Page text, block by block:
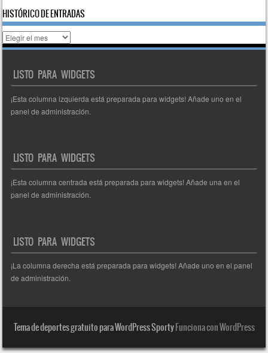
HISTÓRICO DE ENTRADAS
Histórico
de
LISTO PARA WIDGETS
¡Esta columna izquierda está preparada para widgets! Añade uno en el
panel de administración.
LISTO PARA WIDGETS
¡Esta columna centrada está preparada para widgets! Añade una en el
panel de administración.
LISTO PARA WIDGETS
¡La columna derecha está preparada para widgets! Añade uno en el panel
de administración.
Tema de deportes gratuito para WordPress SportyFunciona con WordPress